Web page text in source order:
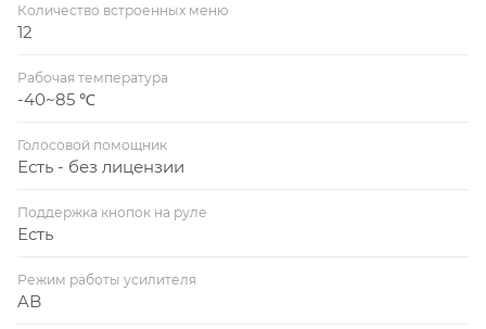
Количество встроенных меню
12
Рабочая температура
-40~85 ℃
Голосовой помощник
Есть - без лицензии
Поддержка кнопок на руле
Есть
Режим работы усилителя
AB